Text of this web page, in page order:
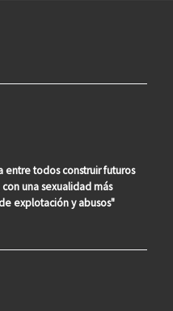
entre todos construir futuros
una sexualidad más
explotación y abusos"